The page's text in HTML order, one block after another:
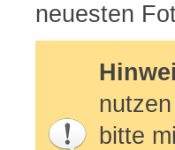
neuesten
bitte